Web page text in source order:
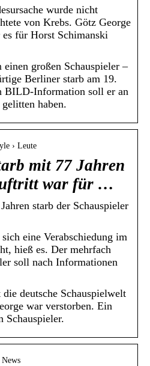
wurde nicht
von Krebs. Götz George
für Horst Schimanski
großen Schauspieler –
Berliner starb am 19.
BILD-Information soll er an
haben.
› Leute
mit 77 Jahren
war für …
starb der Schauspieler
eine Verabschiedung im
hieß es. Der mehrfach
soll nach Informationen
deutsche Schauspielwelt
war verstorben. Ein
Schauspieler.